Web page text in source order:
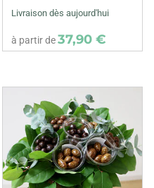
Livraison dès aujourd'hui
à partir de37,90 €